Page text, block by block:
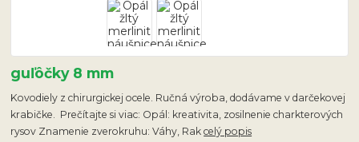
guľôčky 8 mm
Kovodiely z chirurgickej ocele. Ručná výroba, dodávame v darčekovej
krabičke. Prečítajte si viac: Opál: kreativita, zosilnenie charkterových
rysov Znamenie zverokruhu: Váhy, Rakcelý popis